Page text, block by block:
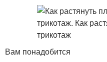
Вам понадобится